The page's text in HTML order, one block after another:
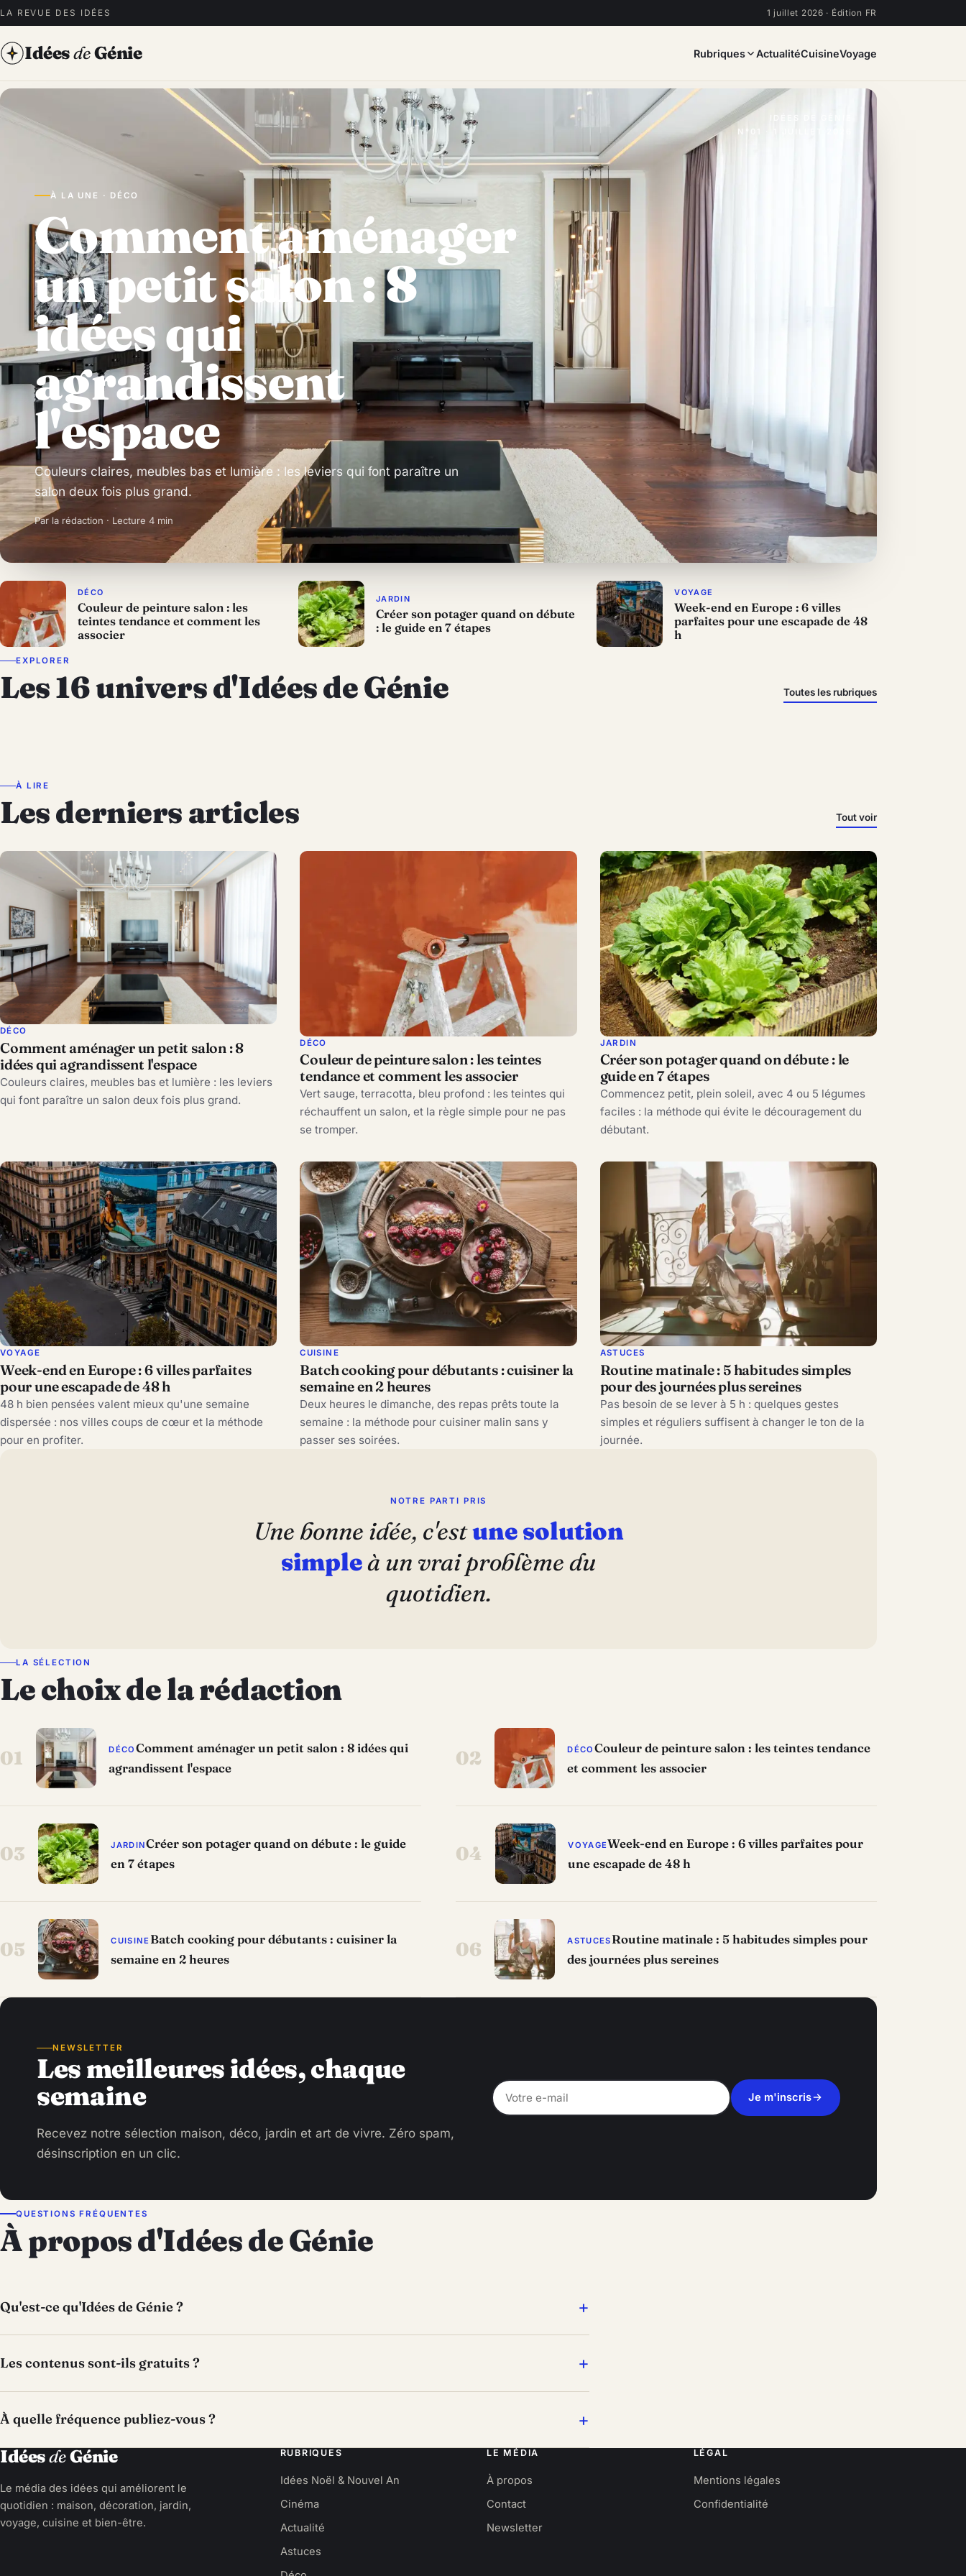
LA REVUE DES IDÉES 1 juillet 2026 · Édition FR
IdéesdeGénie Rubriques ActualitéCuisineVoyage
N°01 · 1 JUILLET 2026
À LA UNE · DÉCO
Comment aménager
un petit salon : 8
idées qui
agrandissent
l'espace
Couleurs claires, meubles bas et lumière : les leviers qui font paraître un
salon deux fois plus grand.
Par la rédaction · Lecture 4 min
DÉCO
Couleur de peinture salon : les
teintes tendance et comment les
associer
JARDIN
Créer son potager quand on débute
: le guide en 7 étapes
VOYAGE
Week-end en Europe : 6 villes
parfaites pour une escapade de 48
h
EXPLORER
Les 16 univers d'Idées de Génie Toutes les rubriques
Idées Noël & Nouvel An
Cinéma
À LIRE
Les derniers articles Tout voir
DÉCO
Comment aménager un petit salon : 8
idées qui agrandissent l'espace
Couleurs claires, meubles bas et lumière : les leviers
qui font paraître un salon deux fois plus grand.
DÉCO
Couleur de peinture salon : les teintes
tendance et comment les associer
Vert sauge, terracotta, bleu profond : les teintes qui
réchauffent un salon, et la règle simple pour ne pas
se tromper.
JARDIN
Créer son potager quand on débute : le
guide en 7 étapes
Commencez petit, plein soleil, avec 4 ou 5 légumes
faciles : la méthode qui évite le découragement du
débutant.
VOYAGE
Week-end en Europe : 6 villes parfaites
pour une escapade de 48 h
48 h bien pensées valent mieux qu'une semaine
dispersée : nos villes coups de cœur et la méthode
pour en profiter.
CUISINE
Batch cooking pour débutants : cuisiner la
semaine en 2 heures
Deux heures le dimanche, des repas prêts toute la
semaine : la méthode pour cuisiner malin sans y
passer ses soirées.
ASTUCES
Routine matinale : 5 habitudes simples
pour des journées plus sereines
Pas besoin de se lever à 5 h : quelques gestes
simples et réguliers suffisent à changer le ton de la
journée.
NOTRE PARTI PRIS
Une bonne idée, c'estune solution
simpleà un vrai problème du
quotidien.
LA SÉLECTION
Le choix de la rédaction
01 DÉCO Comment aménager un petit salon : 8 idées qui
agrandissent l'espace
02 DÉCO Couleur de peinture salon : les teintes tendance
et comment les associer
03 JARDINCréer son potager quand on débute : le guide
en 7 étapes
04 VOYAGEWeek-end en Europe : 6 villes parfaites pour
une escapade de 48 h
05 CUISINE Batch cooking pour débutants : cuisiner la
semaine en 2 heures
06 ASTUCES Routine matinale : 5 habitudes simples pour
des journées plus sereines
NEWSLETTER
Les meilleures idées, chaque
semaine
Recevez notre sélection maison, déco, jardin et art de vivre. Zéro spam,
désinscription en un clic.
Je m'inscris
QUESTIONS FRÉQUENTES
À propos d'Idées de Génie
Qu'est-ce qu'Idées de Génie ?
Les contenus sont-ils gratuits ?
À quelle fréquence publiez-vous ?
IdéesdeGénie
Le média des idées qui améliorent le
quotidien : maison, décoration, jardin,
voyage, cuisine et bien-être.
RUBRIQUES
Idées Noël & Nouvel An
Cinéma
Actualité
Astuces
LE MÉDIA
À propos
Contact
Newsletter
LÉGAL
Mentions légales
Confidentialité